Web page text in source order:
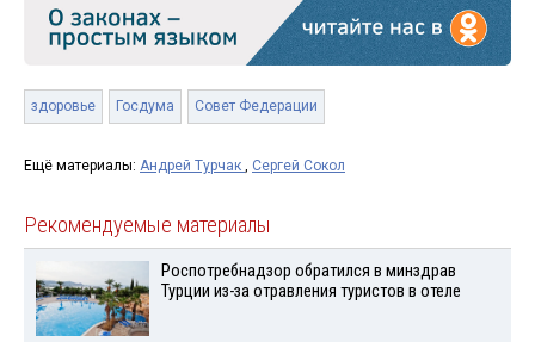
здоровье Госдума Совет Федерации
Ещё материалы: Андрей Турчак , Сергей Сокол
Рекомендуемые материалы
Роспотребнадзор обратился в минздрав
Турции из-за отравления туристов в отеле